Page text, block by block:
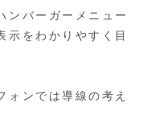
ンバーガーメニュー
示をわかりやすく目
ォンでは導線の考え